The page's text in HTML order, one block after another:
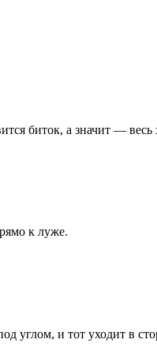
биток, а значит —
к луже.
углом, и тот уходит в